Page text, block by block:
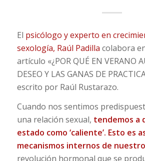
El psicólogo y experto en
sexología, Raúl Padilla colabora
artículo «¿POR QUÉ EN VERANO
DESEO Y LAS GANAS DE
escrito por Raúl Rustarazo.
Cuando nos sentimos
una relación sexual, tendemos a
estado como ‘caliente’. Esto es
mecanismos internos de
revolución hormonal que se